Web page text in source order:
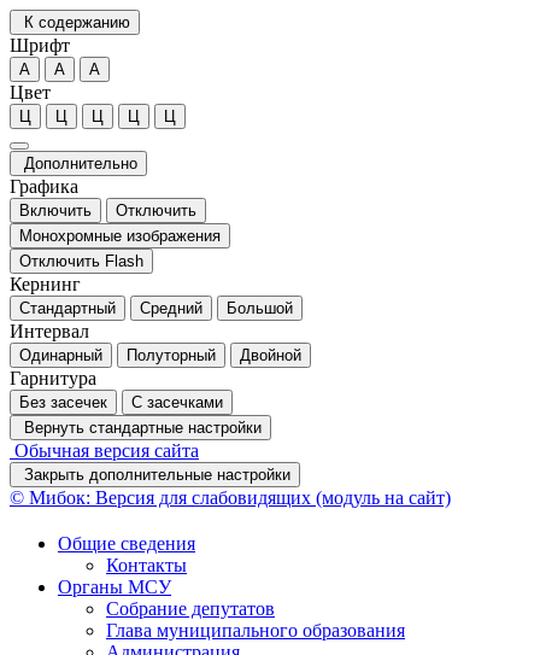
К содержанию
Шрифт
А А А
Цвет
Ц Ц Ц Ц Ц
Дополнительно
Графика
Включить
Отключить
Монохромные изображения
Отключить Flash
Кернинг
Стандартный Средний Большой
Интервал
Одинарный Полуторный Двойной
Гарнитура
Без засечек
С засечками
Вернуть стандартные настройки
Обычная версия сайта
Закрыть дополнительные настройки
© Мибок: Версия для слабовидящих (модуль на сайт)
Общие сведения
Контакты
Органы МСУ
Собрание депутатов
Глава муниципального образования